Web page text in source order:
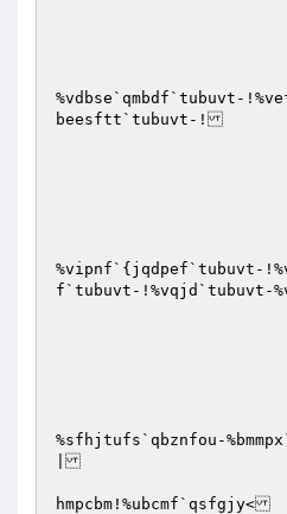
%vdbse`qmbdf`tubuvt-
beesftt`tubuvt-!
%vipnf`{jqdpef`tubuvt-
f`tubuvt-!%vqjd`tubuvt-
%sfhjtufs`qbznfou-
|
hmpcbm!%ubcmf`qsfgjy<